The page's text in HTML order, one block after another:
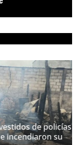
de policías
su